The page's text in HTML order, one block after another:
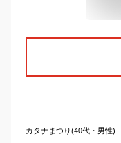
カタナまつり(40代・男性)